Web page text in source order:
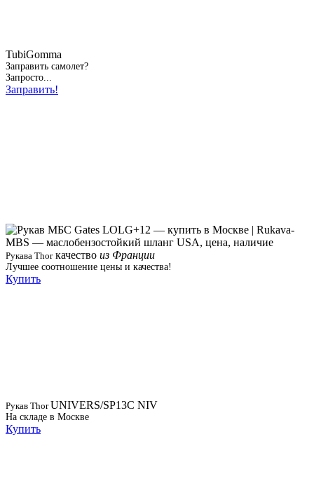
TubiGomma
Заправить самолет?
Запросто...
Заправить!
Рукава Thorкачество из Франции
Лучшее соотношение цены и качества!
Купить
Рукав ThorUNIVERS/SP13C NIV
На складе в Москве
Купить